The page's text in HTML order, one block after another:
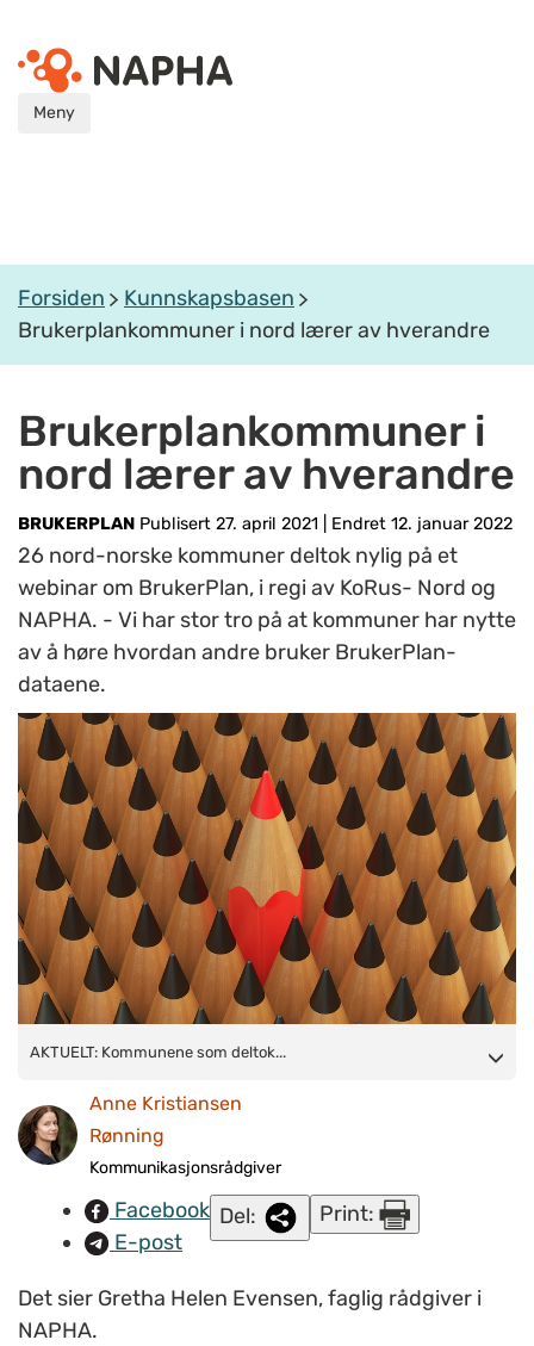
Meny
Forsiden
Kunnskapsbasen
Brukerplankommuner i nord lærer av hverandre
Brukerplankommuner i
nord lærer av hverandre
BRUKERPLAN Publisert 27. april 2021 Endret 12. januar 2022
26 nord-norske kommuner deltok nylig på et
webinar om BrukerPlan, i regi av KoRus- Nord og
NAPHA. - Vi har stor tro på at kommuner har nytte
av å høre hvordan andre bruker BrukerPlan-
dataene.
AKTUELT: Kommunene som deltok på webinaret har ulik
gang. Arrangørenes mål var å inspirere alle, uavhengig av
erfaring med BrukerPlan
AKTUELT: Kommunene som deltok...
Anne Kristiansen
Rønning
Kommunikasjonsrådgiver
Facebook
E-post
Del: Print:
Det sier Gretha Helen Evensen, faglig rådgiver i
NAPHA.